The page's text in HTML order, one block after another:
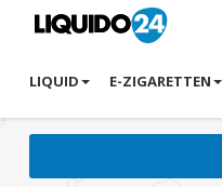
LIQUID E-ZIGARETTEN